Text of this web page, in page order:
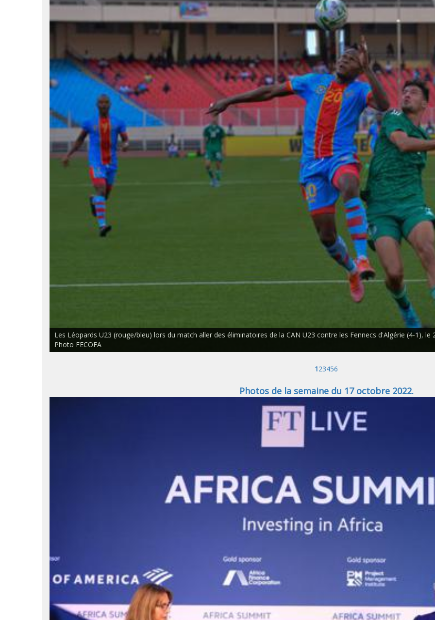
Les Léopards U23 (rouge/bleu) lors du match aller des éliminatoires de la CAN U23 contre les Fennecs d'Algérie (4-1), le
Photo FECOFA
123456
Photos de la semaine du 17 octobre 2022.